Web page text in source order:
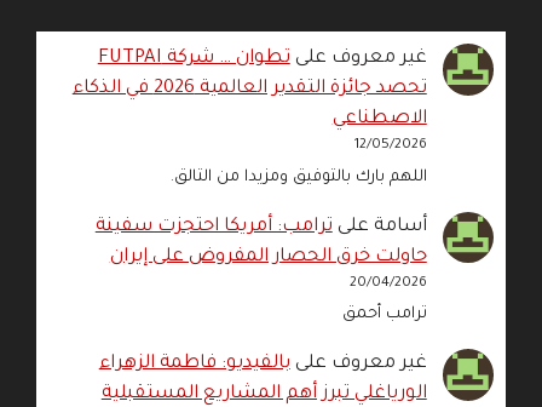
غير معروف على
تطوان … شركة FUTPAI
تحصد جائزة التقدير العالمية 2026 في الذكاء
الاصطناعي
12/05/2026
اللهم بارك بالتوفيق ومزيدا من التالق.
أسامة علىترامب: أمريكا احتجزت سفينة
حاولت خرق الحصار المفروض على إيران
20/04/2026
ترامب أحمق
غير معروف علىبالفيديو: فاطمة الزهراء
الورياغلي تبرز أهم المشاريع المستقبلية